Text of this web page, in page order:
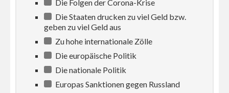
Die Folgen der Corona-Krise
Die Staaten drucken zu viel Geld bzw.
geben zu viel Geld aus
Zu hohe internationale Zölle
Die europäische Politik
Die nationale Politik
Europas Sanktionen gegen Russland